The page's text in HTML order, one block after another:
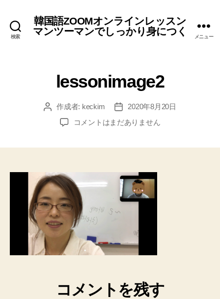
検索
韓国語ZOOMオンラインレッスン
マンツーマンでしっかり身につく
メニュー
lessonimage2
投 作成者: keckim
投
稿
日
2020年8月20日
lessonimage2
コメントはまだありません
コメントを残す